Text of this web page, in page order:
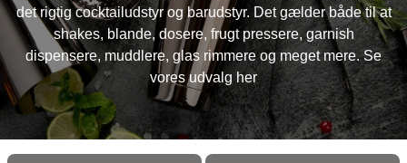
det rigtig cocktailudstyr og barudstyr. Det gælder både til at
shakes, blande, dosere, frugt pressere, garnish
dispensere, muddlere, glas rimmere og meget mere. Se
vores udvalg her